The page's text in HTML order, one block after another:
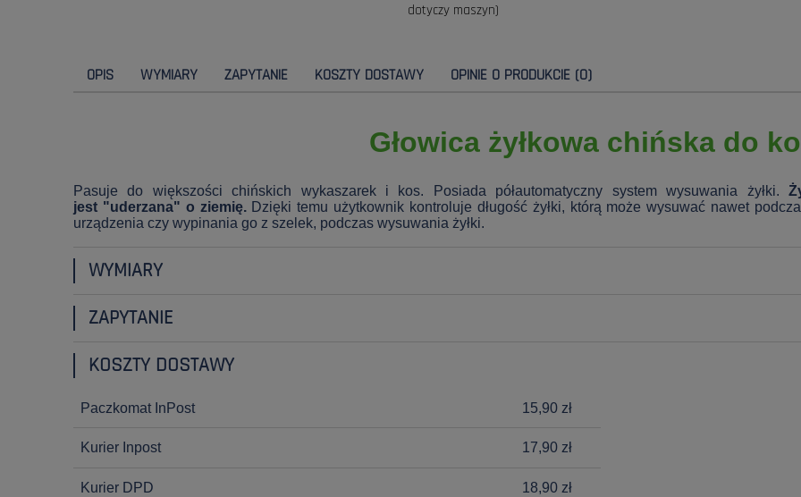
dotyczy maszyn)
OPIS WYMIARY ZAPYTANIE KOSZTY DOSTAWY OPINIE O PRODUKCIE (0)
Głowica żyłkowa chińska do
Pasuje do większości chińskich wykaszarek i kos. Posiada półautomatyczny system wysuwania żyłki.
jest "uderzana" o ziemię.Dzięki temu użytkownik kontroluje długość żyłki, którą może wysuwać nawet
urządzenia czy wypinania go z szelek, podczas wysuwania żyłki.
WYMIARY
ZAPYTANIE
KOSZTY DOSTAWY
Paczkomat InPost 15,90 zł
Kurier Inpost 17,90 zł
Kurier DPD 18,90 zł